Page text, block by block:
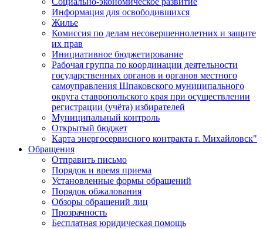
Информация для освободившихся
Жилье
Комиссия по делам несовершеннолетних и защите
их прав
Инициативное бюджетирование
Рабочая группа по координации деятельности
государственных органов и органов местного
самоуправления Шпаковского муниципального
округа ставропольского края при осуществлении
регистрации (учёта) избирателей
Муниципальный контроль
Открытый бюджет
Карта энергосервисного контракта г. Михайловск"
Обращения
Отправить письмо
Порядок и время приема
Установленные формы обращений
Порядок обжалования
Обзоры обращений лиц
Прозрачность
Бесплатная юридическая помощь